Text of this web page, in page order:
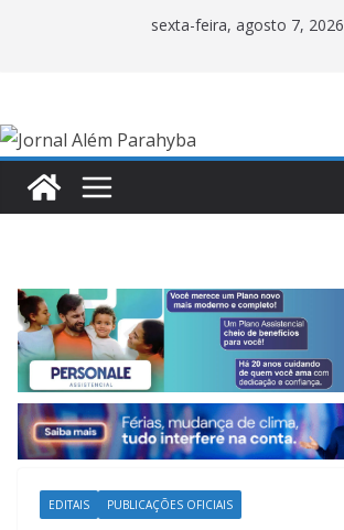
sexta-feira, agosto 7, 2026
EDITAIS PUBLICAÇÕES OFICIAIS